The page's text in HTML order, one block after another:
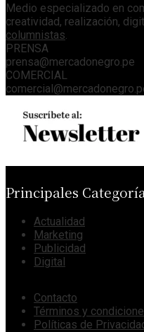
Medio especializado en
creatividad, realización,
columnistas.
PRENSA
prensa@mercadonegro.pe
COMERCIAL
Principales
Actualidad
Marketing
Publicidad
Digital
Contacto
Términos y
Políticas de